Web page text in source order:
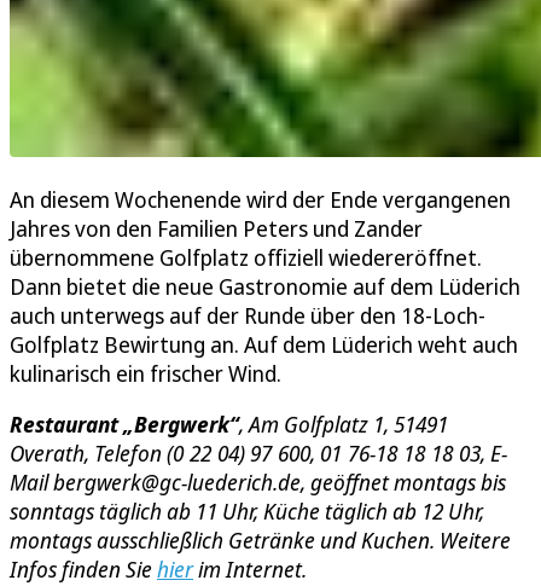
An diesem Wochenende wird der Ende vergangenen
Jahres von den Familien Peters und Zander
übernommene Golfplatz offiziell wiedereröffnet.
Dann bietet die neue Gastronomie auf dem Lüderich
auch unterwegs auf der Runde über den 18-Loch-
Golfplatz Bewirtung an. Auf dem Lüderich weht auch
kulinarisch ein frischer Wind.
Restaurant „Bergwerk“, Am Golfplatz 1, 51491
Overath, Telefon (0 22 04) 97 600, 01 76-18 18 18 03, E-
Mail bergwerk@gc-luederich.de, geöffnet montags bis
sonntags täglich ab 11 Uhr, Küche täglich ab 12 Uhr,
montags ausschließlich Getränke und Kuchen. Weitere
Infos finden Siehierim Internet.